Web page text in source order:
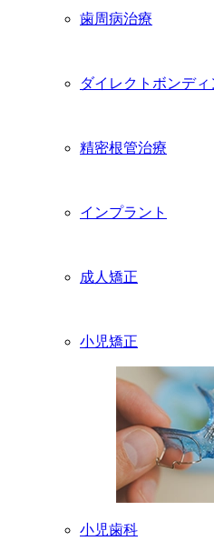
歯周病治療
ダイレクトボンディ
精密根管治療
インプラント
成人矯正
小児矯正
小児歯科